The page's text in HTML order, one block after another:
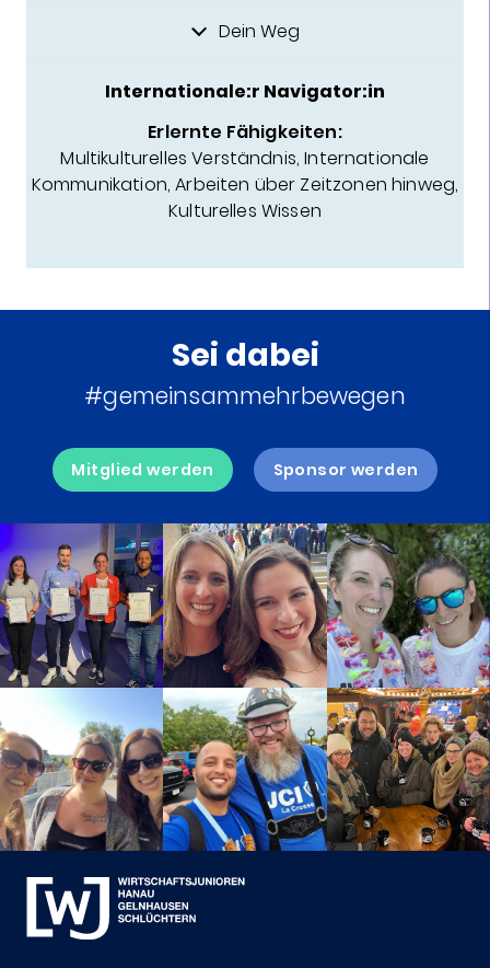
Dein Weg
Internationale:r Navigator:in
Erlernte Fähigkeiten:
Multikulturelles Verständnis, Internationale
Kommunikation, Arbeiten über Zeitzonen hinweg,
Kulturelles Wissen
Sei dabei
#gemeinsammehrbewegen
Mitglied werden Sponsor werden